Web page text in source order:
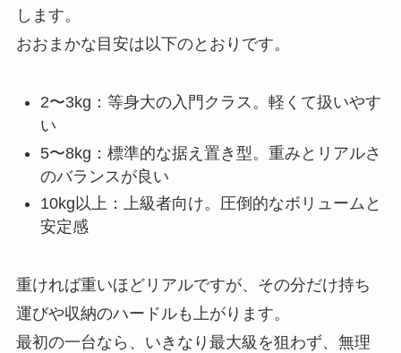
します。
おおまかな目安は以下のとおりです。
2〜3kg：等身大の入門クラス。軽くて扱いやす
い
5〜8kg：標準的な据え置き型。重みとリアルさ
のバランスが良い
10kg以上：上級者向け。圧倒的なボリュームと
安定感
重ければ重いほどリアルですが、その分だけ持ち
運びや収納のハードルも上がります。
最初の一台なら、いきなり最大級を狙わず、無理